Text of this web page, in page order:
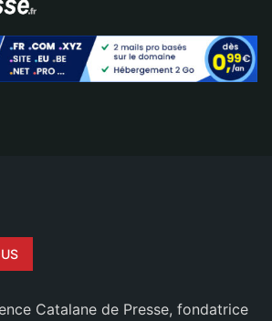
Catalane de Presse, fondatrice